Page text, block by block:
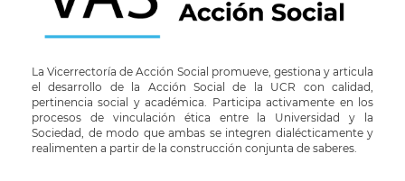
La Vicerrectoría de Acción Social promueve, gestiona y articula
el desarrollo de la Acción Social de la UCR con calidad,
pertinencia social y académica. Participa activamente en los
procesos de vinculación ética entre la Universidad y la
Sociedad, de modo que ambas se integren dialécticamente y
realimenten a partir de la construcción conjunta de saberes.